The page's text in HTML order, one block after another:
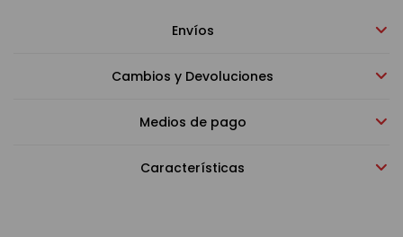
Envíos
Cambios y Devoluciones
Medios de pago
Características